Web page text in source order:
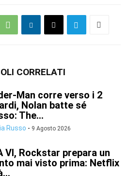
CORRELATI
Man corre verso i 2
Nolan batte sé
The...
Russo - 9 Agosto 2026
VI, Rockstar prepara un
mai visto prima: Netflix